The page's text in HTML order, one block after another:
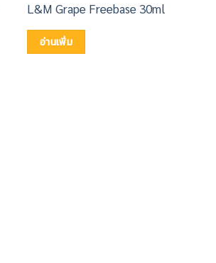
L&M Grape Freebase 30ml
อ่านเพิ่ม